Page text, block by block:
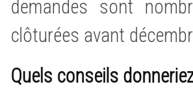
demandes sont
clôturées avant
Quels conseils